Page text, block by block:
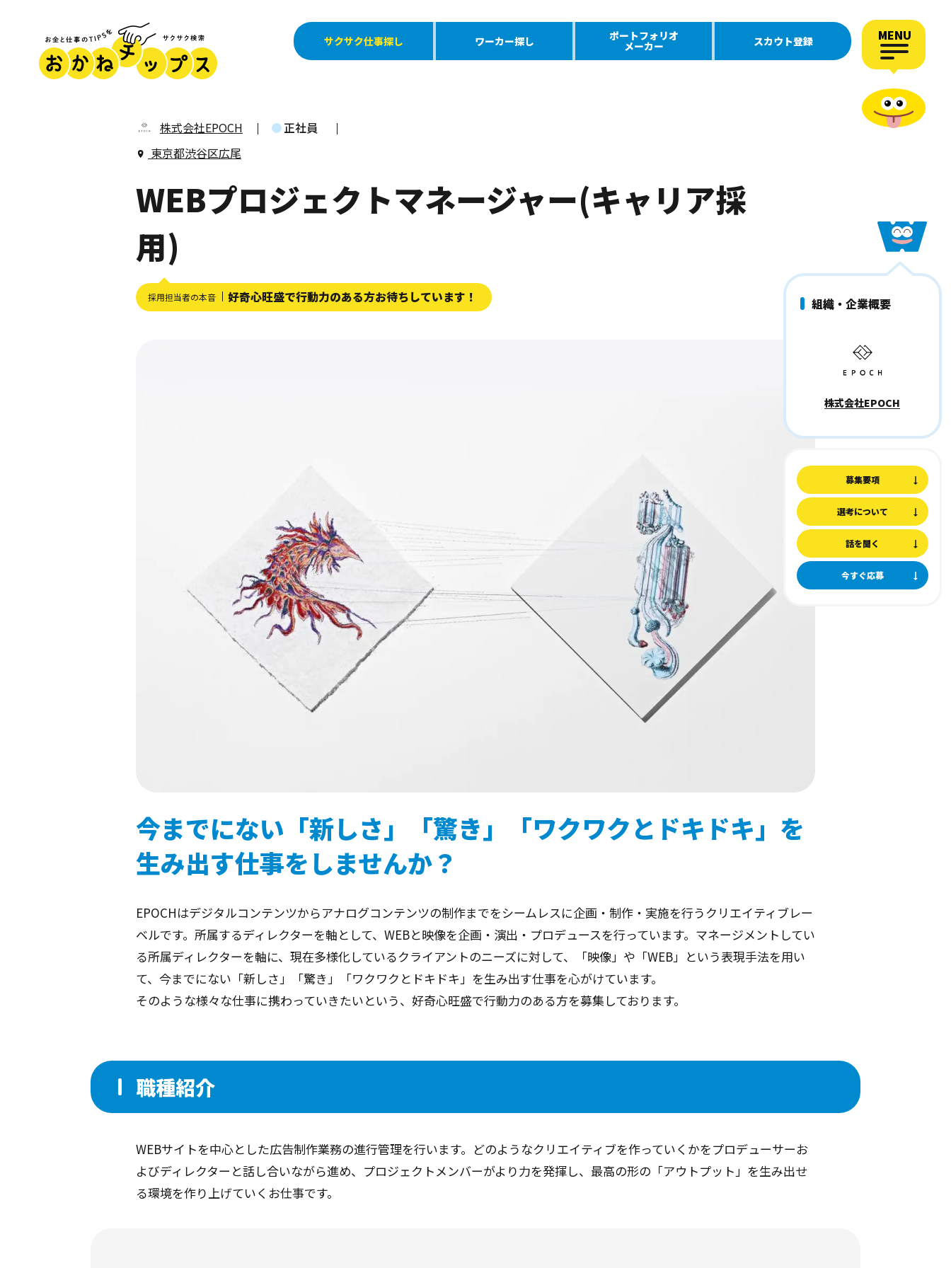
サクサク仕事探し ワーカー探し ポートフォリオ
メーカー スカウト登録 MENU
組織・企業概要
株式会社EPOCH
募集要項
選考について
話を聞く
今すぐ応募
株式会社EPOCH
正社員
東京都渋谷区広尾
WEBプロジェクトマネージャー(キャリア採
用)
採用担当者の本音 好奇心旺盛で行動力のある方お待ちしています！
今までにない「新しさ」「驚き」「ワクワクとドキドキ」を
生み出す仕事をしませんか？
EPOCHはデジタルコンテンツからアナログコンテンツの制作までをシームレスに企画・制作・実施を行うクリエイティブレー
ベルです。所属するディレクターを軸として、WEBと映像を企画・演出・プロデュースを行っています。マネージメントしてい
る所属ディレクターを軸に、現在多様化しているクライアントのニーズに対して、「映像」や「WEB」という表現手法を用い
て、今までにない「新しさ」「驚き」「ワクワクとドキドキ」を生み出す仕事を心がけています。
そのような様々な仕事に携わっていきたいという、好奇心旺盛で行動力のある方を募集しております。
職種紹介
WEBサイトを中心とした広告制作業務の進行管理を行います。どのようなクリエイティブを作っていくかをプロデューサーお
よびディレクターと話し合いながら進め、プロジェクトメンバーがより力を発揮し、最高の形の「アウトプット」を生み出せ
る環境を作り上げていくお仕事です。